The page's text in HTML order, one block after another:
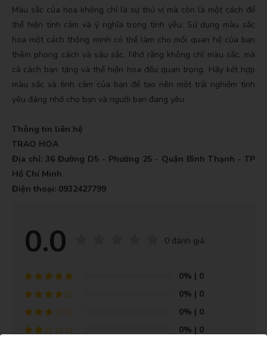
Màu sắc của hoa không chỉ là sự thú vị mà còn là một cách để
thể hiện tình cảm và ý nghĩa trong tình yêu. Sử dụng màu sắc
hoa một cách thông minh có thể làm cho mối quan hệ của bạn
thêm phong cách và sâu sắc. Nhớ rằng không chỉ màu sắc, mà
cả cách bạn tặng và thể hiện hoa đều quan trọng. Hãy kết hợp
màu sắc và tình cảm của bạn để tạo nên một trải nghiệm tình
yêu đáng nhớ cho bạn và người bạn đang yêu.
Thông tin liên hệ
TRAO HOA
Địa chỉ: 36 Đường D5 - Phường 25 - Quận Bình Thạnh - TP
Hồ Chí Minh
Điện thoại: 0932427799
0.0 0 đánh giá
0% | 0
0% | 0
0% | 0
0% | 0
Đăng kí để nhận thông tin